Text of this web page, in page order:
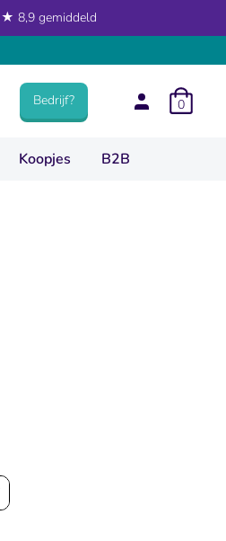
8,9 gemiddeld
Bedrijf? 0
Koopjes B2B